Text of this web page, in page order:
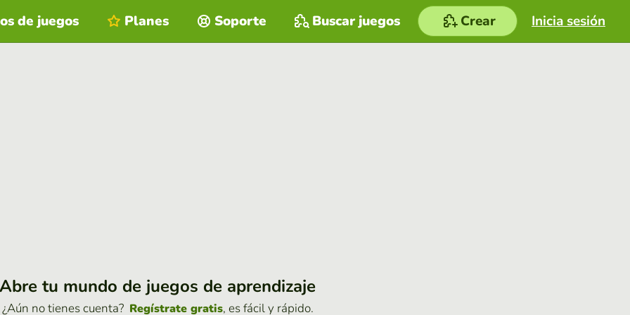
Inicia sesión
de juegos Planes Soporte Buscar juegos Crear
Abre tu mundo de juegos de aprendizaje
¿Aún no tienes cuenta? Regístrate gratis, es fácil y rápido.